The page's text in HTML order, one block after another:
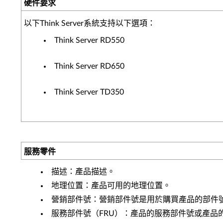
硬件要求
以下Think Server系統支持以下選項：
Think Server RD550
Think Server RD650
Think Server TD350
服務零件
描述：產品描述。
地理位置：產品可用的地理位置。
營銷部件號：營銷部件號是用於購買產品的部件
服務部件號（FRU）：產品的服務部件號或產品